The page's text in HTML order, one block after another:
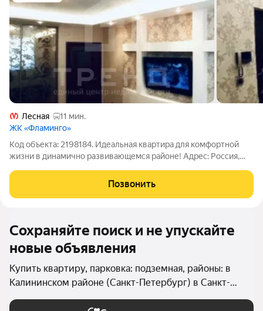
Лесная
11 мин.
ЖК «Фламинго»
Код объекта: 2198184. Идеальная квартира для комфортной
жизни в динамично развивающемся районе! Адрес: Россия,
характеристики: - Год постройки: 2017. - Материал постройки:
монолитный. -
Позвонить
Сохраняйте поиск и не упускайте
новые объявления
Купить квартиру, парковка: подземная, районы: в
Калининском районе (Санкт-Петербург) в Санкт-
Петербурге и ЛО